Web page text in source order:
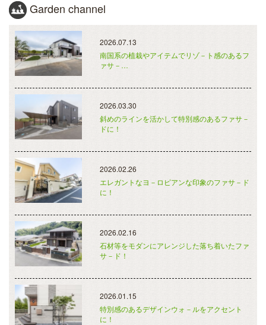
Garden channel
2026.07.13
南国系の植栽やアイテムでリゾ－ト感のあるフ
ァサ－…
2026.03.30
斜めのラインを活かして特別感のあるファサ－
ドに！
2026.02.26
エレガントなヨ－ロピアンな印象のファサ－ド
に！
2026.02.16
石材等をモダンにアレンジした落ち着いたファ
サ－ド！
2026.01.15
特別感のあるデザインウォ－ルをアクセント
に！